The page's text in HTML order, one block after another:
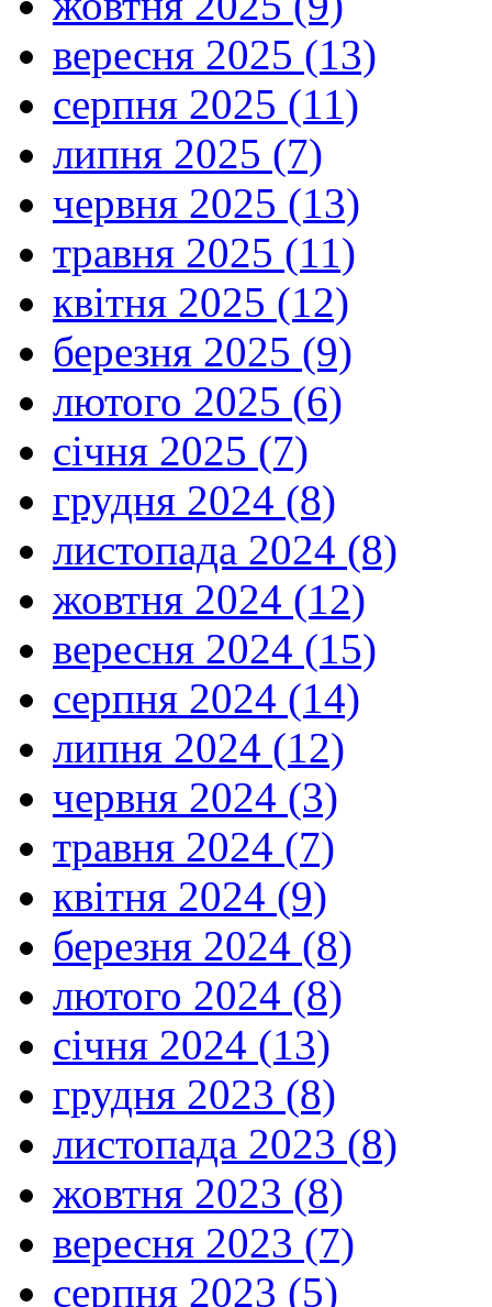
вересня 2025 (13)
серпня 2025 (11)
липня 2025 (7)
червня 2025 (13)
травня 2025 (11)
квітня 2025 (12)
березня 2025 (9)
лютого 2025 (6)
січня 2025 (7)
грудня 2024 (8)
листопада 2024 (8)
жовтня 2024 (12)
вересня 2024 (15)
серпня 2024 (14)
липня 2024 (12)
червня 2024 (3)
травня 2024 (7)
квітня 2024 (9)
березня 2024 (8)
лютого 2024 (8)
січня 2024 (13)
грудня 2023 (8)
листопада 2023 (8)
жовтня 2023 (8)
вересня 2023 (7)
серпня 2023 (5)